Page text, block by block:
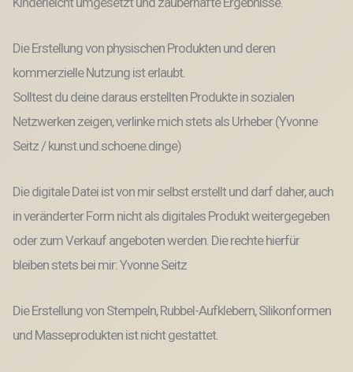
Die Erstellung von physischen Produkten und deren
kommerzielle Nutzung ist erlaubt.
Solltest du deine daraus erstellten Produkte in sozialen
Netzwerken zeigen, verlinke mich stets als Urheber (Yvonne
Seitz / kunst.und.schoene.dinge)
Die digitale Datei ist von mir selbst erstellt und darf daher, auch
in veränderter Form nicht als digitales Produkt weitergegeben
oder zum Verkauf angeboten werden. Die rechte hierfür
bleiben stets bei mir: Yvonne Seitz
Die Erstellung von Stempeln, Rubbel-Aufklebern, Silikonformen
und Masseprodukten ist nicht gestattet.